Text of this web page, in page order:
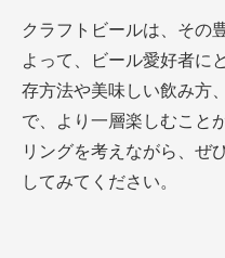
クラフトビールは、その
よって、ビール愛好者に
存方法や美味しい飲み方
で、より一層楽しむこと
リングを考えながら、ぜ
してみてください。